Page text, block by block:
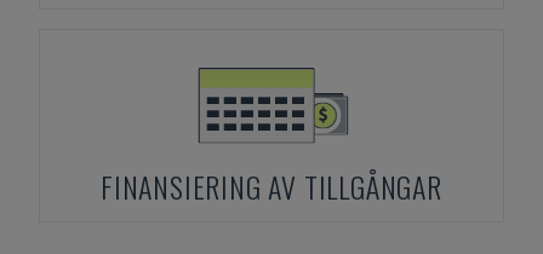
FINANSIERING AV TILLGÅNGAR